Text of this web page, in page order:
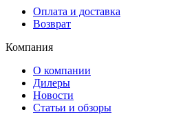
Оплата и доставка
Возврат
Компания
О компании
Дилеры
Новости
Статьи и обзоры